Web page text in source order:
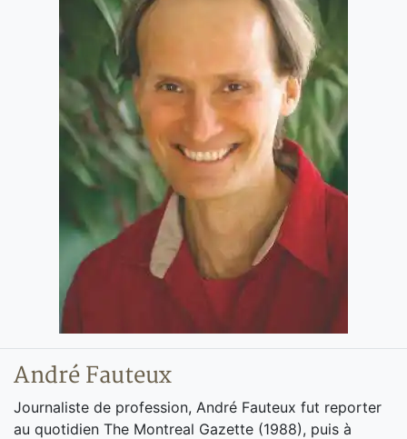
André Fauteux
Journaliste de profession, André Fauteux fut reporter
au quotidien The Montreal Gazette (1988), puis à